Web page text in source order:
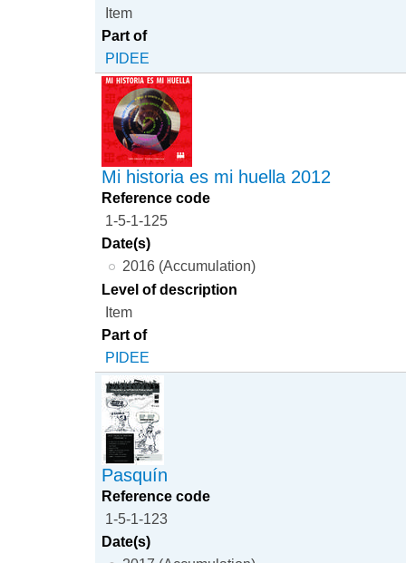
Item
Part of
PIDEE
Mi historia es mi huella 2012
Reference code
1-5-1-125
Date(s)
2016 (Accumulation)
Level of description
Item
Part of
PIDEE
Pasquín
Reference code
1-5-1-123
Date(s)